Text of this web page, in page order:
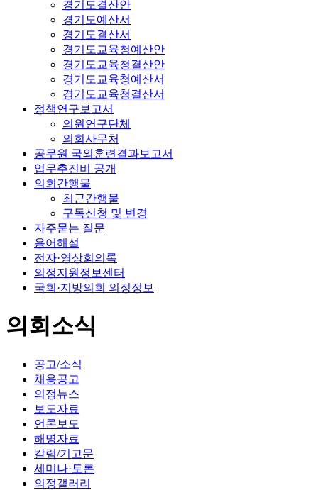
경기도결산안
경기도예산서
경기도결산서
경기도교육청예산안
경기도교육청결산안
경기도교육청예산서
경기도교육청결산서
정책연구보고서
의원연구단체
의회사무처
공무원 국외훈련결과보고서
업무추진비 공개
의회간행물
최근간행물
구독신청 및 변경
자주묻는 질문
용어해설
전자·영상회의록
의정지원정보센터
국회·지방의회 의정정보
의회소식
공고/소식
채용공고
의정뉴스
보도자료
언론보도
해명자료
칼럼/기고문
세미나·토론
의정갤러리